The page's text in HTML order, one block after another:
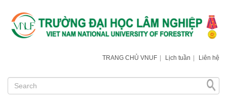
TRANG CHỦ VNUF | Lịch tuần | Liên hệ